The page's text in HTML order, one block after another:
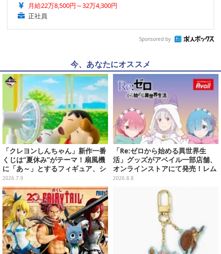
月給22万8,500円～32万4,300円
正社員
Sponsored by
今、あなたにオススメ
「クレヨンしんちゃん」新作一番
くじは“夏休み”がテーマ！扇風機
に「あ～」とするフィギュア、シ
ロのボウル皿など夏全開のライン
ナップ
2026.7.9
「Re:ゼロから始める異世界生
活」グッズがアベイル一部店舗、
オンラインストアにて発売！レム
＆ラムTシャツなどラインナップ
2026.8.8